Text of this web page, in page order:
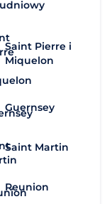
Saint Pierre i
Miquelon
Guernsey
Saint Martin
Reunion